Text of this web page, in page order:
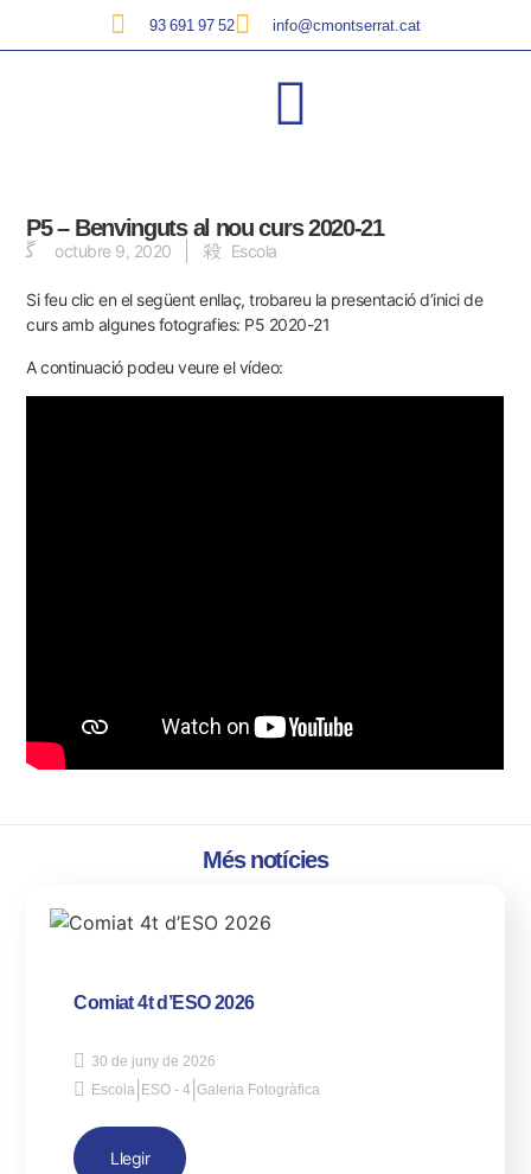
93 691 97 52 info@cmontserrat.cat
P5 – Benvinguts al nou curs 2020-21
octubre 9, 2020 Escola
Si feu clic en el següent enllaç, trobareu la presentació d’inici de
curs amb algunes fotografies: P5 2020-21
A continuació podeu veure el vídeo:
Més notícies
Comiat 4t d’ESO 2026
30 de juny de 2026
Escola ESO - 4 |Galeria Fotogràfica
Llegir